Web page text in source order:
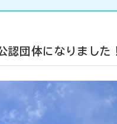
認団体になりまし